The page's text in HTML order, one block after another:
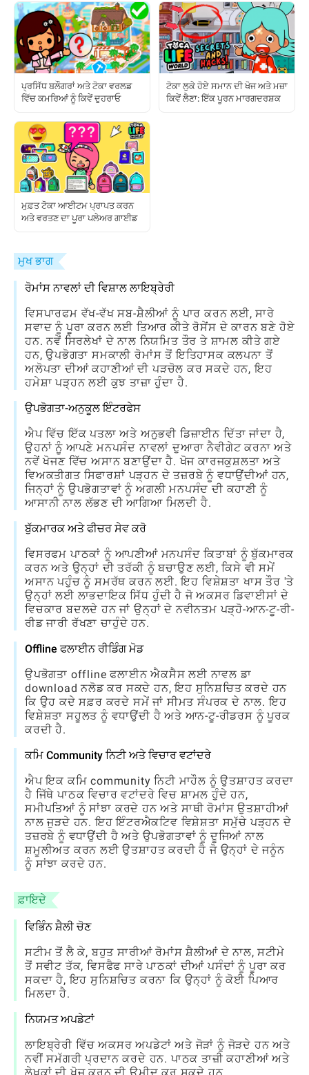
ਪ੍ਰਸਿੱਧ ਬਲੌਗਰਾਂ ਅਤੇ ਟੋਕਾ ਵਰਲਡ
ਵਿੱਚ ਕਮਰਿਆਂ ਨੂੰ ਕਿਵੇਂ ਦੁਹਰਾਓ
ਟੋਕਾ ਲੁਕੇ ਹੋਏ ਸਮਾਨ ਦੀ ਖੋਜ ਅਤੇ ਮਜ਼ਾ
ਕਿਵੇਂ ਲੈਣਾ: ਇੱਕ ਪੂਰਨ ਮਾਰਗਦਰਸ਼ਕ
ਮੁਫ਼ਤ ਟੋਕਾ ਆਈਟਮ ਪ੍ਰਾਪਤ ਕਰਨ
ਅਤੇ ਵਰਤਣ ਦਾ ਪੂਰਾ ਪਲੇਅਰ ਗਾਈਡ
ਮੁਖ ਭਾਗ
ਰੋਮਾਂਸ ਨਾਵਲਾਂ ਦੀ ਵਿਸ਼ਾਲ ਲਾਇਬ੍ਰੇਰੀ
ਵਿਸਪਾਰਫਮ ਵੱਖ-ਵੱਖ ਸਬ-ਸ਼ੈਲੀਆਂ ਨੂੰ ਪਾਰ ਕਰਨ ਲਈ, ਸਾਰੇ
ਸਵਾਦ ਨੂੰ ਪੂਰਾ ਕਰਨ ਲਈ ਤਿਆਰ ਕੀਤੇ ਰੋਸੇਂਸ ਦੇ ਕਾਰਨ ਬਣੇ ਹੋਏ
ਹਨ. ਨਵੇਂ ਸਿਰਲੇਖਾਂ ਦੇ ਨਾਲ ਨਿਯਮਿਤ ਤੌਰ ਤੇ ਸ਼ਾਮਲ ਕੀਤੇ ਗਏ
ਹਨ, ਉਪਭੋਗਤਾ ਸਮਕਾਲੀ ਰੋਮਾਂਸ ਤੋਂ ਇਤਿਹਾਸਕ ਕਲਪਨਾ ਤੋਂ
ਅਲੋਪਤਾ ਦੀਆਂ ਕਹਾਣੀਆਂ ਦੀ ਪੜਚੋਲ ਕਰ ਸਕਦੇ ਹਨ, ਇਹ
ਹਮੇਸ਼ਾ ਪੜ੍ਹਨ ਲਈ ਕੁਝ ਤਾਜ਼ਾ ਹੁੰਦਾ ਹੈ.
ਉਪਭੋਗਤਾ-ਅਨੁਕੂਲ ਇੰਟਰਫੇਸ
ਐਪ ਵਿੱਚ ਇੱਕ ਪਤਲਾ ਅਤੇ ਅਨੁਭਵੀ ਡਿਜ਼ਾਈਨ ਦਿੱਤਾ ਜਾਂਦਾ ਹੈ,
ਉਹਨਾਂ ਨੂੰ ਆਪਣੇ ਮਨਪਸੰਦ ਨਾਵਲਾਂ ਦੁਆਰਾ ਨੈਵੀਗੇਟ ਕਰਨਾ ਅਤੇ
ਨਵੇਂ ਖੋਜਣ ਵਿੱਚ ਅਸਾਨ ਬਣਾਉਂਦਾ ਹੈ. ਖੋਜ ਕਾਰਜਕੁਸ਼ਲਤਾ ਅਤੇ
ਵਿਅਕਤੀਗਤ ਸਿਫਾਰਸ਼ਾਂ ਪੜ੍ਹਨ ਦੇ ਤਜ਼ਰਬੇ ਨੂੰ ਵਧਾਉਂਦੀਆਂ ਹਨ,
ਜਿਨ੍ਹਾਂ ਨੂੰ ਉਪਭੋਗਤਾਵਾਂ ਨੂੰ ਅਗਲੀ ਮਨਪਸੰਦ ਦੀ ਕਹਾਣੀ ਨੂੰ
ਆਸਾਨੀ ਨਾਲ ਲੱਭਣ ਦੀ ਆਗਿਆ ਮਿਲਦੀ ਹੈ.
ਬੁੱਕਮਾਰਕ ਅਤੇ ਫੀਚਰ ਸੇਵ ਕਰੋ
ਵਿਸਰਫਮ ਪਾਠਕਾਂ ਨੂੰ ਆਪਣੀਆਂ ਮਨਪਸੰਦ ਕਿਤਾਬਾਂ ਨੂੰ ਬੁੱਕਮਾਰਕ
ਕਰਨ ਅਤੇ ਉਨ੍ਹਾਂ ਦੀ ਤਰੱਕੀ ਨੂੰ ਬਚਾਉਣ ਲਈ, ਕਿਸੇ ਵੀ ਸਮੇਂ
ਅਸਾਨ ਪਹੁੰਚ ਨੂੰ ਸਮਰੱਥ ਕਰਨ ਲਈ. ਇਹ ਵਿਸ਼ੇਸ਼ਤਾ ਖਾਸ ਤੌਰ 'ਤੇ
ਉਨ੍ਹਾਂ ਲਈ ਲਾਭਦਾਇਕ ਸਿੱਧ ਹੁੰਦੀ ਹੈ ਜੋ ਅਕਸਰ ਡਿਵਾਈਸਾਂ ਦੇ
ਵਿਚਕਾਰ ਬਦਲਦੇ ਹਨ ਜਾਂ ਉਨ੍ਹਾਂ ਦੇ ਨਵੀਨਤਮ ਪੜ੍ਹੋ-ਆਨ-ਟੂ-ਰੀ-
ਰੀਡ ਜਾਰੀ ਰੱਖਣਾ ਚਾਹੁੰਦੇ ਹਨ.
Offline ਫਲਾਈਨ ਰੀਡਿੰਗ ਮੋਡ
ਉਪਭੋਗਤਾ offline ਫਲਾਈਨ ਐਕਸੈਸ ਲਈ ਨਾਵਲ ਡਾ
download ਨਲੋਡ ਕਰ ਸਕਦੇ ਹਨ, ਇਹ ਸੁਨਿਸ਼ਚਿਤ ਕਰਦੇ ਹਨ
ਕਿ ਉਹ ਕਦੇ ਸਫ਼ਰ ਕਰਦੇ ਸਮੇਂ ਜਾਂ ਸੀਮਤ ਸੰਪਰਕ ਦੇ ਨਾਲ. ਇਹ
ਵਿਸ਼ੇਸ਼ਤਾ ਸਹੂਲਤ ਨੂੰ ਵਧਾਉਂਦੀ ਹੈ ਅਤੇ ਆਨ-ਟੂ-ਰੀਡਰਸ ਨੂੰ ਪੂਰਕ
ਕਰਦੀ ਹੈ.
ਕਮਿ Community ਨਿਟੀ ਅਤੇ ਵਿਚਾਰ ਵਟਾਂਦਰੇ
ਐਪ ਇਕ ਕਮਿ community ਨਿਟੀ ਮਾਹੌਲ ਨੂੰ ਉਤਸ਼ਾਹਤ ਕਰਦਾ
ਹੈ ਜਿੱਥੇ ਪਾਠਕ ਵਿਚਾਰ ਵਟਾਂਦਰੇ ਵਿਚ ਸ਼ਾਮਲ ਹੁੰਦੇ ਹਨ,
ਸਮੀਪਤਿਆਂ ਨੂੰ ਸਾਂਝਾ ਕਰਦੇ ਹਨ ਅਤੇ ਸਾਥੀ ਰੋਮਾਂਸ ਉਤਸ਼ਾਹੀਆਂ
ਨਾਲ ਜੁੜਦੇ ਹਨ. ਇਹ ਇੰਟਰਐਕਟਿਵ ਵਿਸ਼ੇਸ਼ਤਾ ਸਮੁੱਚੇ ਪੜ੍ਹਨ ਦੇ
ਤਜ਼ਰਬੇ ਨੂੰ ਵਧਾਉਂਦੀ ਹੈ ਅਤੇ ਉਪਭੋਗਤਾਵਾਂ ਨੂੰ ਦੂਜਿਆਂ ਨਾਲ
ਸ਼ਮੂਲੀਅਤ ਕਰਨ ਲਈ ਉਤਸ਼ਾਹਤ ਕਰਦੀ ਹੈ ਜੋ ਉਨ੍ਹਾਂ ਦੇ ਜਨੂੰਨ
ਨੂੰ ਸਾਂਝਾ ਕਰਦੇ ਹਨ.
ਫ਼ਾਇਦੇ
ਵਿਭਿੰਨ ਸ਼ੈਲੀ ਚੋਣ
ਸਟੀਮ ਤੋਂ ਲੈ ਕੇ, ਬਹੁਤ ਸਾਰੀਆਂ ਰੋਮਾਂਸ ਸ਼ੈਲੀਆਂ ਦੇ ਨਾਲ, ਸਟੀਮੇ
ਤੋਂ ਸਵੀਟ ਤੱਕ, ਵਿਸਫੈਫ ਸਾਰੇ ਪਾਠਕਾਂ ਦੀਆਂ ਪਸੰਦਾਂ ਨੂੰ ਪੂਰਾ ਕਰ
ਸਕਦਾ ਹੈ, ਇਹ ਸੁਨਿਸ਼ਚਿਤ ਕਰਨਾ ਕਿ ਉਨ੍ਹਾਂ ਨੂੰ ਕੋਈ ਪਿਆਰ
ਮਿਲਦਾ ਹੈ.
ਨਿਯਮਤ ਅਪਡੇਟਾਂ
ਲਾਇਬ੍ਰੇਰੀ ਵਿੱਚ ਅਕਸਰ ਅਪਡੇਟਾਂ ਅਤੇ ਜੋੜਾਂ ਨੂੰ ਜੋੜਦੇ ਹਨ ਅਤੇ
ਨਵੀਂ ਸਮੱਗਰੀ ਪ੍ਰਦਾਨ ਕਰਦੇ ਹਨ. ਪਾਠਕ ਤਾਜ਼ੀ ਕਹਾਣੀਆਂ ਅਤੇ